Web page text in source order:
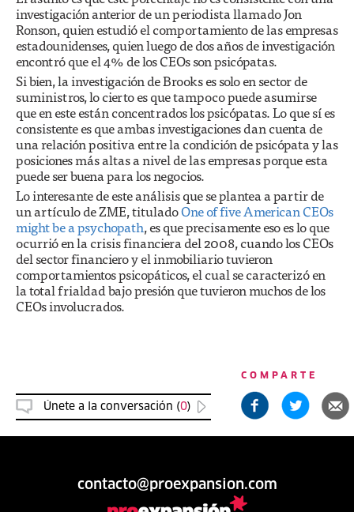
investigación anterior de un periodista llamado Jon
Ronson, quien estudió el comportamiento de las empresas
estadounidenses, quien luego de dos años de investigación
encontró que el 4% de los CEOs son psicópatas.
Si bien, la investigación de Brooks es solo en sector de
suministros, lo cierto es que tampoco puede asumirse
que en este están concentrados los psicópatas. Lo que sí es
consistente es que ambas investigaciones dan cuenta de
una relación positiva entre la condición de psicópata y las
posiciones más altas a nivel de las empresas porque esta
puede ser buena para los negocios.
Lo interesante de este análisis que se plantea a partir de
un artículo de ZME, tituladoOne of five American CEOs
might be a psychopath, es que precisamente eso es lo que
ocurrió en la crisis financiera del 2008, cuando los CEOs
del sector financiero y el inmobiliario tuvieron
comportamientos psicopáticos, el cual se caracterizó en
la total frialdad bajo presión que tuvieron muchos de los
CEOs involucrados.
Únete a la conversación (0)
COMPARTE
contacto@proexpansion.com